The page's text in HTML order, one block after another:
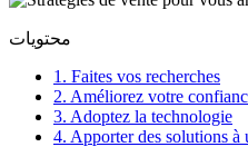
محتويات
1. Faites vos recherches
2. Améliorez votre
3. Adoptez la technologie
4. Apporter des solutions à